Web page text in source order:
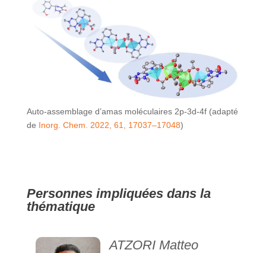
Auto-assemblage d’amas moléculaires 2p-3d-4f (adapté
de Inorg. Chem. 2022, 61, 17037–17048)
Personnes impliquées dans la
thématique
ATZORI Matteo